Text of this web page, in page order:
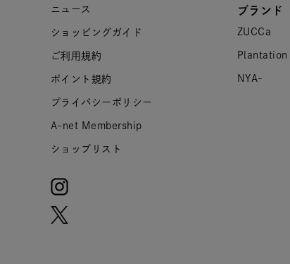
ニュース
ショッピングガイド
ご利用規約
ポイント規約
プライバシーポリシー
A-net Membership
ショップリスト
ブランド
ZUCCa
Plantation
NYA-